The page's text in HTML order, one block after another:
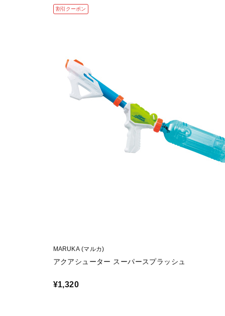
割引クーポン
MARUKA (マルカ)
アクアシューター スーパースプラッシュ
¥1,320